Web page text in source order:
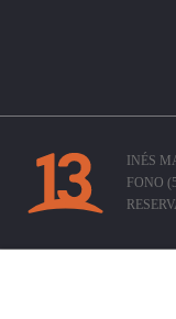
INÉS
FONO